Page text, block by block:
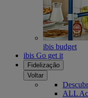
ibis budget
ibis Go get it
Fidelização
Voltar
ALL